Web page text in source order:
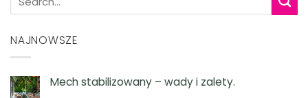
NAJNOWSZE
Mech stabilizowany – wady i zalety.